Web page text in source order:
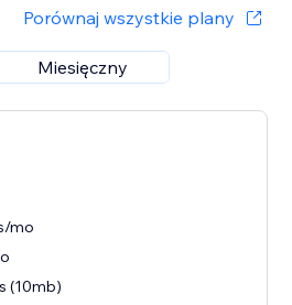
Porównaj wszystkie plany
Miesięczny
mo
(10mb)